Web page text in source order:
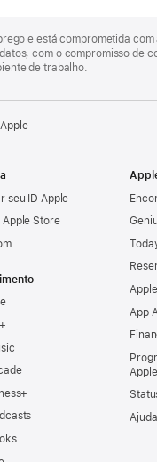
e está comprometida
com o compromisso de
de trabalho.
seu ID Apple
Apple Store
App
Apple